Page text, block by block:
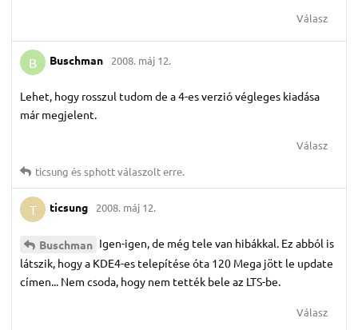
Válasz
B Buschman 2008. máj 12.
Lehet, hogy rosszul tudom de a 4-es verzió végleges kiadása
már megjelent.
Válasz
ticsung éssphottválaszolt erre.
T ticsung 2008. máj 12.
Buschman Igen-igen, de még tele van hibákkal. Ez abból is
látszik, hogy a KDE4-es telepítése óta 120 Mega jött le update
címen... Nem csoda, hogy nem tették bele az LTS-be.
Válasz